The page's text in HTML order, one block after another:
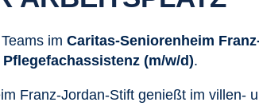
im Caritas-Seniorenheim
Pflegefachassistenz (m/w/d).
Franz-Jordan-Stift genießt im villen-